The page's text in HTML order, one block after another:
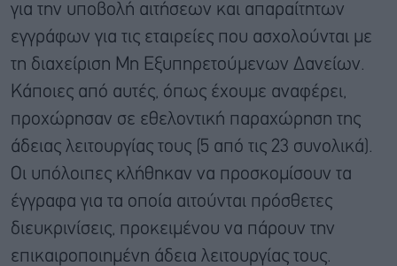
για την υποβολή αιτήσεων και απαραίτητων
εγγράφων για τις εταιρείες που ασχολούνται με
τη διαχείριση Μη Εξυπηρετούμενων Δανείων.
Κάποιες από αυτές, όπως έχουμε αναφέρει,
προχώρησαν σε εθελοντική παραχώρηση της
άδειας λειτουργίας τους (5 από τις 23 συνολικά).
Οι υπόλοιπες κλήθηκαν να προσκομίσουν τα
έγγραφα για τα οποία αιτούνται πρόσθετες
διευκρινίσεις, προκειμένου να πάρουν την
επικαιροποιημένη άδεια λειτουργίας τους.